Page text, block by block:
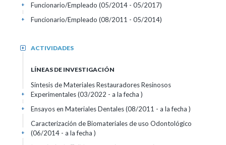
Funcionario/Empleado (05/2014 - 05/2017)
+
Funcionario/Empleado (08/2011 - 05/2014)
+
ACTIVIDADES
+
LÍNEAS DE INVESTIGACIÓN
Sintesis de Materiales Restauradores Resinosos
Experimentales (03/2022 - a la fecha )
+
Ensayos en Materiales Dentales (08/2011 - a la fecha )
+
Caracterización de Biomateriales de uso Odontológico
(06/2014 - a la fecha )
+